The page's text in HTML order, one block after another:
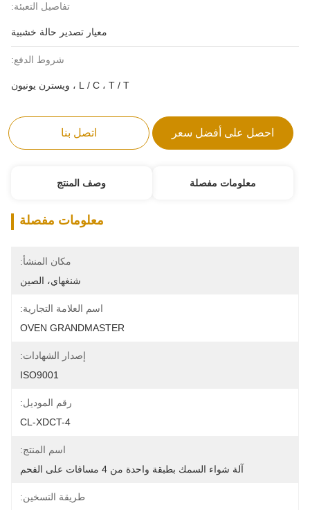
تفاصيل التعبئة:
معيار تصدير حالة خشبية
شروط الدفع:
L / C ، T / T ، ويسترن يونيون
احصل على أفضل سعر اتصل بنا
معلومات مفصلة وصف المنتج
معلومات مفصلة
مكان المنشأ:
شنغهاي، الصين
اسم العلامة التجارية:
OVEN GRANDMASTER
إصدار الشهادات:
ISO9001
رقم الموديل:
CL-XDCT-4
اسم المنتج:
آلة شواء السمك بطبقة واحدة من 4 مسافات على الفحم
طريقة التسخين: